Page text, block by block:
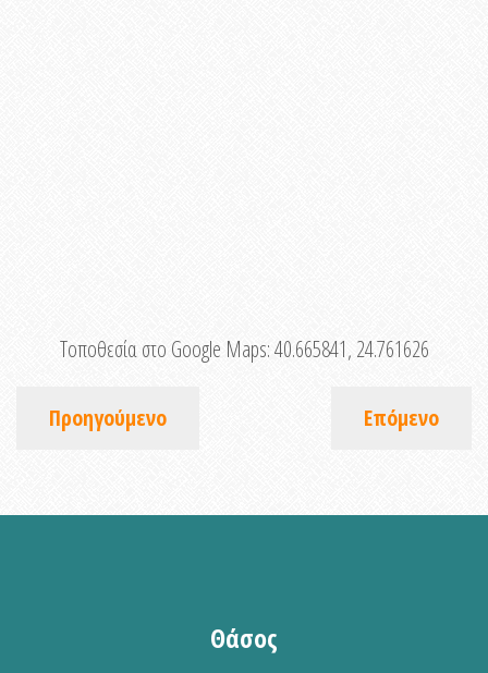
Τοποθεσία στο Google Maps:40.665841, 24.761626
Προηγούμενο Επόμενο
Θάσος